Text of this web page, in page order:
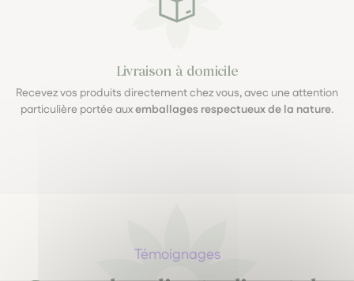
Livraison à domicile
Recevez vos produits directement chez vous, avec une attention
particulière portée auxemballages respectueux de la nature.
Témoignages